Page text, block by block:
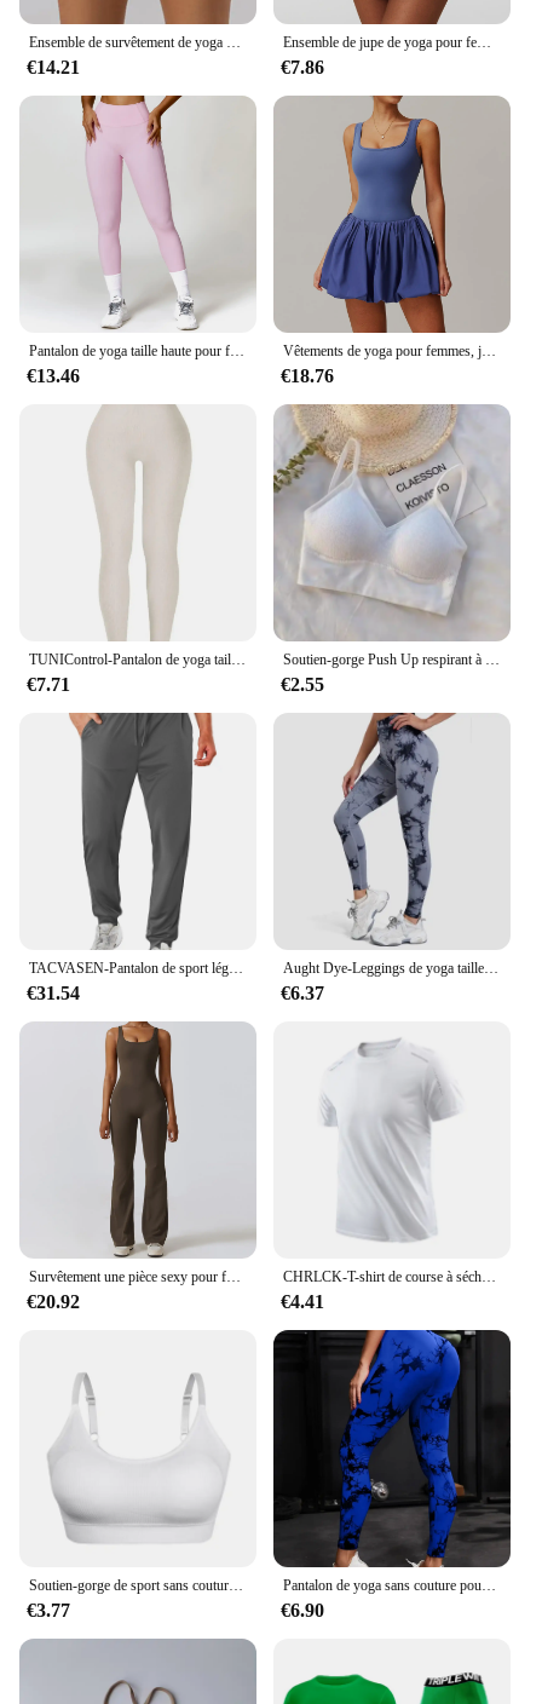
Ensemble de survêtement de yoga pour femme, mini short, soutien-gorge de sport, tenue d'entraînement de course, vêtements de fitness, olympiques de gym, 1 pièce, 2 pièces
€14.21
Ensemble de jupe de yoga pour femme, haut court de sport, soutien-gorge de tennis, vêtements d'entraînement, vêtements de sport, fitness, taille haute imbibée
€7.86
Pantalon de yoga taille haute pour femme, legging fitness, collants d'entraînement, pantalon de course, leggings de sport sans couture, vêtements de sport
€13.46
Vêtements de yoga pour femmes, jupes courtes de tennis, combinaison de yoga à fermeture éclair, ensemble de survêtement de sport, une pièce
€18.76
€7.71 €2.55
€31.54
Aught Dye-Leggings de yoga taille haute sans couture pour femmes, pantalons de sport, collants push-up, vêtements de sport, entraînement de fitness, nouveau, 2024
€6.37
€20.92
CHRLCK-T-shirt de course à séchage rapide pour homme, respirant, pour randonnée, pêche, doux, élastique, sport en plein air, chemise courte, été
€4.41
€3.77 €6.90